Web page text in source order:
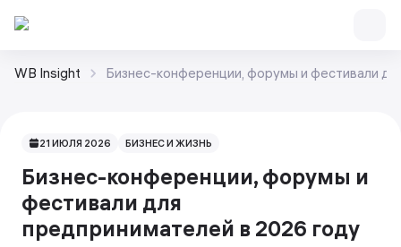
WB Insight Бизнес-конференции, форумы и фестивали
21 ИЮЛЯ 2026 БИЗНЕС И ЖИЗНЬ
Бизнес-конференции, форумы и
фестивали для
предпринимателей в 2026 году